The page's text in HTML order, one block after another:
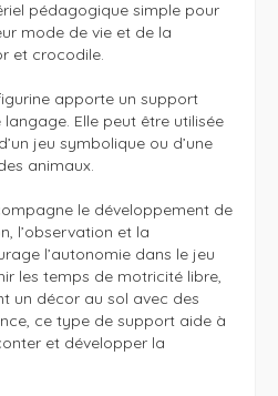
pédagogique simple pour
mode de vie et de la
et crocodile.
apporte un support
langage. Elle peut être utilisée
jeu symbolique ou d’une
animaux.
le développement de
l’observation et la
l’autonomie dans le jeu
les temps de motricité libre,
un décor au sol avec des
ce type de support aide à
et développer la